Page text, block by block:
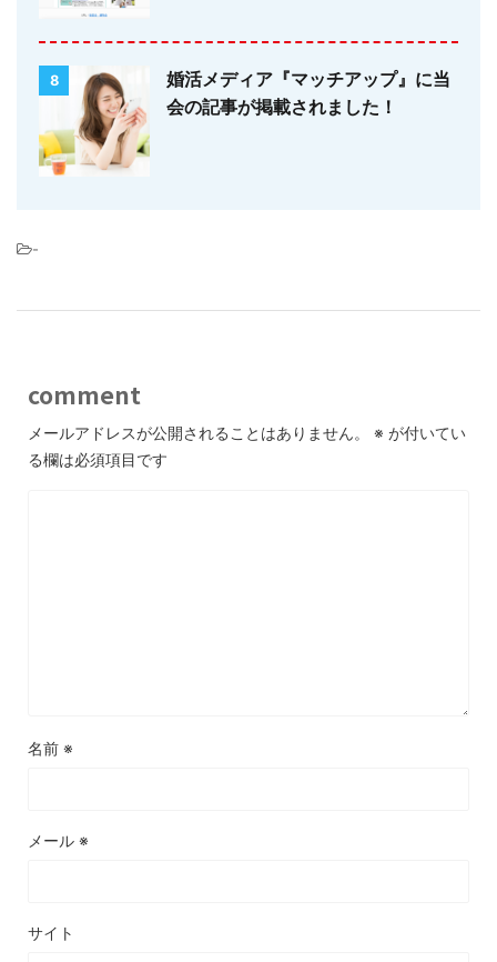
8
婚活メディア『マッチアップ』に当
会の記事が掲載されました！
-
comment
メールアドレスが公開されることはありません。 ※ が付いてい
る欄は必須項目です
名前 ※
メール ※
サイト